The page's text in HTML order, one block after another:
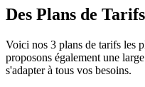
Des Plans de
Voici nos 3 plans de tarifs les
proposons également une
s'adapter à tous vos besoins.